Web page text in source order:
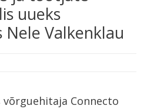
uueks
Nele Valkenklau
Connecto